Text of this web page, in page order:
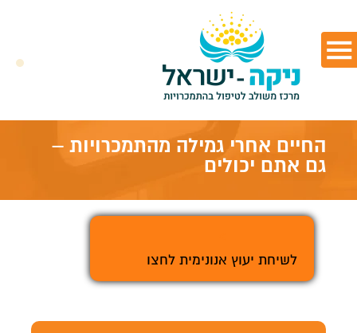
החיים אחרי גמילה מהתמכרויות –
גם אתם יכולים
לשיחת יעוץ אנונימית לחצו